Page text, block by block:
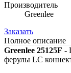
Производитель
Greenlee
Заказать
Полное описание
Greenlee 25125F -
ферулы LC